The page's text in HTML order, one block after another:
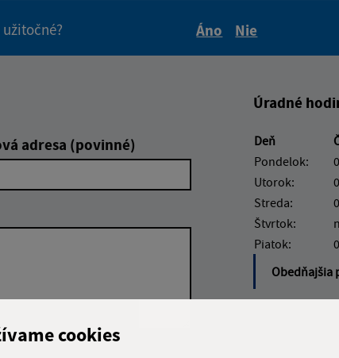
cookies
Áno
Nie
adresa (povinné)
Úradné
Deň
Pondelok:
Utorok:
Streda:
Štvrtok:
Piatok:
Obedňajšia